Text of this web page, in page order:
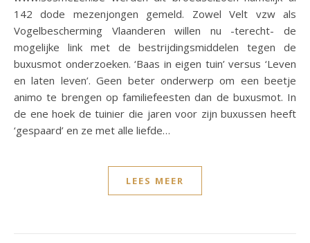
142 dode mezenjongen gemeld. Zowel Velt vzw als
Vogelbescherming Vlaanderen willen nu -terecht- de
mogelijke link met de bestrijdingsmiddelen tegen de
buxusmot onderzoeken. ‘Baas in eigen tuin’ versus ‘Leven
en laten leven’. Geen beter onderwerp om een beetje
animo te brengen op familiefeesten dan de buxusmot. In
de ene hoek de tuinier die jaren voor zijn buxussen heeft
‘gespaard’ en ze met alle liefde…
LEES MEER